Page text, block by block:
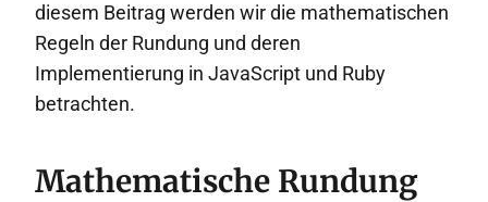
diesem Beitrag werden wir die mathematischen
Regeln der Rundung und deren
Implementierung in JavaScript und Ruby
betrachten.
Mathematische Rundung